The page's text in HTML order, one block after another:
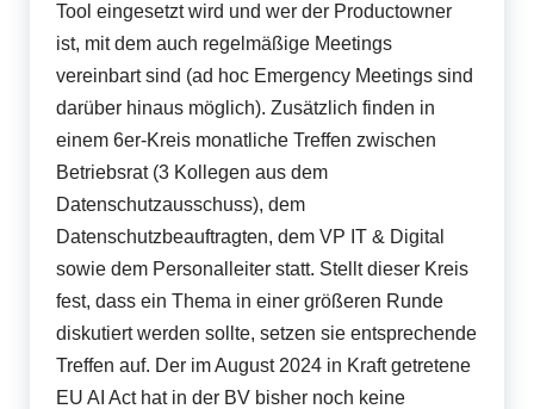
Tool eingesetzt wird und wer der Productowner
ist, mit dem auch regelmäßige Meetings
vereinbart sind (ad hoc Emergency Meetings sind
darüber hinaus möglich). Zusätzlich finden in
einem 6er-Kreis monatliche Treffen zwischen
Betriebsrat (3 Kollegen aus dem
Datenschutzausschuss), dem
Datenschutzbeauftragten, dem VP IT & Digital
sowie dem Personalleiter statt. Stellt dieser Kreis
fest, dass ein Thema in einer größeren Runde
diskutiert werden sollte, setzen sie entsprechende
Treffen auf. Der im August 2024 in Kraft getretene
EU AI Act hat in der BV bisher noch keine